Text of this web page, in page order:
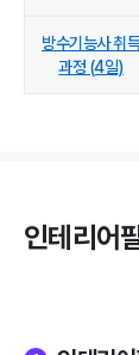
방수기능사 취득
과정 (4일)
인테리어